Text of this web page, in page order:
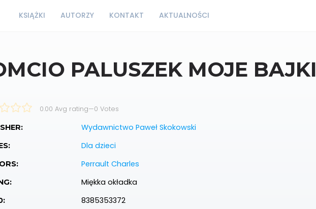
KSIĄŻKI AUTORZY KONTAKT AKTUALNOŚCI
PALUSZEK MOJE BAJKI
0.00 Avg rating—0 Votes
Wydawnictwo Paweł Skokowski
Dla dzieci
Perrault Charles
Miękka okładka
8385353372